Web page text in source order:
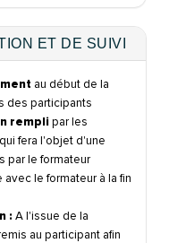
ET DE SUIVI
au début de la
des participants
remplipar les
fera l'objet d'une
par le formateur
le formateur à la fin
: A l'issue de la
au participant afin